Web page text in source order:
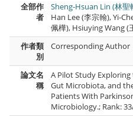
全部作
者
Sheng-Hsuan Lin (林聖
Han Lee (李宗翰), Yi-
佩樺), Hsiuying Wang (
作者類
別
Corresponding Author
論文名
稱
A Pilot Study
Gut Microbiota, and
Patients With
Microbiology.; Rank: